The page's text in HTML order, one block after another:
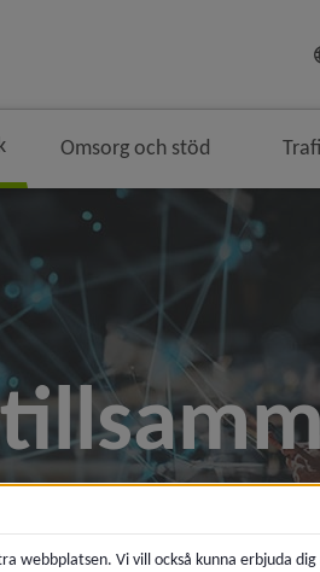
Omsorg och stöd
webbplatsen. Vi vill också kunna erbjuda